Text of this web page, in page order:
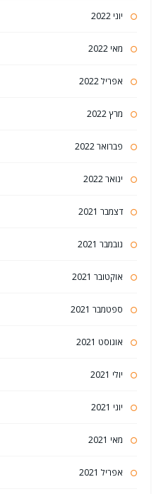
יוני 2022
מאי 2022
אפריל 2022
מרץ 2022
פברואר 2022
ינואר 2022
דצמבר 2021
נובמבר 2021
אוקטובר 2021
ספטמבר 2021
אוגוסט 2021
יולי 2021
יוני 2021
מאי 2021
אפריל 2021